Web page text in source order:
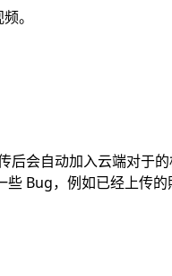
。
会自动加入云端对于
Bug，例如已经上传